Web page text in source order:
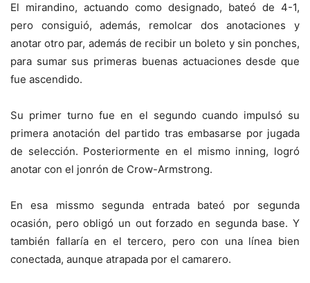
El mirandino, actuando como designado, bateó de 4-1,
pero consiguió, además, remolcar dos anotaciones y
anotar otro par, además de recibir un boleto y sin ponches,
para sumar sus primeras buenas actuaciones desde que
fue ascendido.
Su primer turno fue en el segundo cuando impulsó su
primera anotación del partido tras embasarse por jugada
de selección. Posteriormente en el mismo inning, logró
anotar con el jonrón de Crow-Armstrong.
En esa missmo segunda entrada bateó por segunda
ocasión, pero obligó un out forzado en segunda base. Y
también fallaría en el tercero, pero con una línea bien
conectada, aunque atrapada por el camarero.